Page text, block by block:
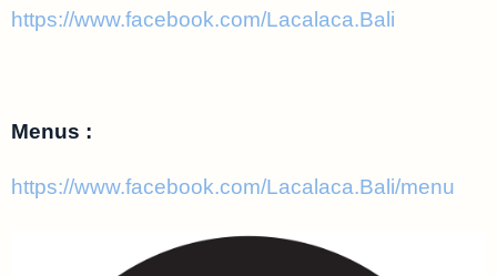
https://www.facebook.com/Lacalaca.Bali
Menus :
https://www.facebook.com/Lacalaca.Bali/menu